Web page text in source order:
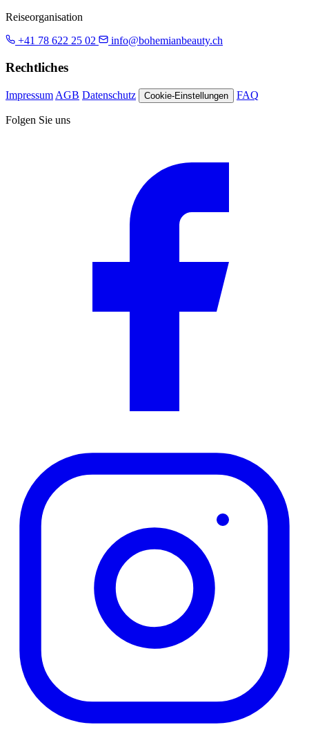
Reiseorganisation
+41 78 622 25 02
info@bohemianbeauty.ch
Rechtliches
Impressum AGB Datenschutz Cookie-Einstellungen FAQ
Folgen Sie uns